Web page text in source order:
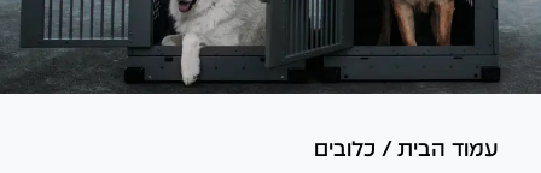
עמוד הבית / כלובים